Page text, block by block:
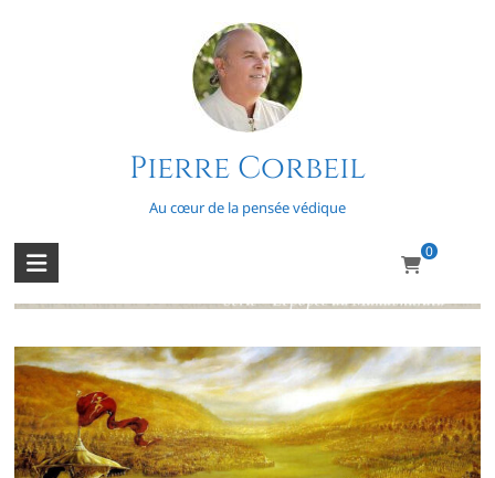
Pierre Corbeil
Au cœur de la pensée védique
0
L’épopée du Mahabharata – Épisode